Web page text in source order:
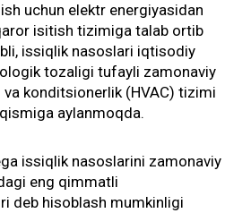
uchun elektr energiyasidan
isitish tizimiga talab ortib
issiqlik nasoslari iqtisodiy
tozaligi tufayli zamonaviy
konditsionerlik (HVAC) tizimi
aylanmoqda.
issiqlik nasoslarini zamonaviy
eng qimmatli
deb hisoblash mumkinligi